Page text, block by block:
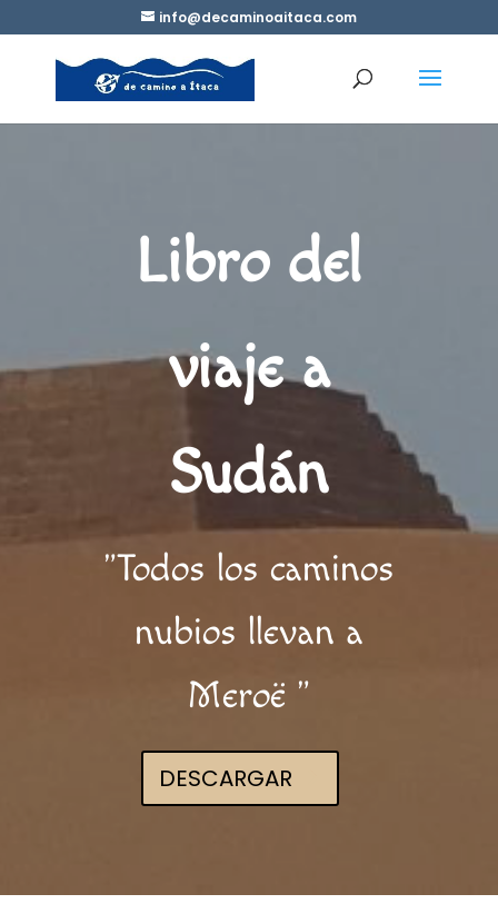
info@decaminoaitaca.com
Libro del
viaje a
Sudán
"Todos los caminos
nubios llevan a
Meroë "
DESCARGAR